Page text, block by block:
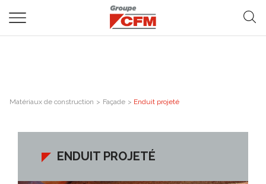
Matériaux de construction > Façade > Enduit projeté
ENDUIT PROJETÉ